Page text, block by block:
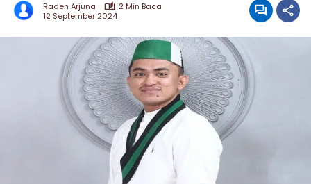
Raden Arjuna
2 Min Baca
12 September 2024